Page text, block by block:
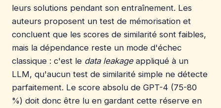
leurs solutions pendant son entraînement. Les
auteurs proposent un test de mémorisation et
concluent que les scores de similarité sont faibles,
mais la dépendance reste un mode d'échec
classique : c'est le data leakageappliqué à un
LLM, qu'aucun test de similarité simple ne détecte
parfaitement. Le score absolu de GPT-4 (75-80
%) doit donc être lu en gardant cette réserve en